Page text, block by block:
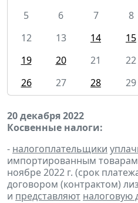
5
6 7 8
12
13 14 15
19
20 21 22
26
27 28 29
20 декабря 2022
Косвенные налоги:
- налогоплательщики
импортированным
ноябре 2022 г. (срок
договором (контрактом)
и представляют налоговую